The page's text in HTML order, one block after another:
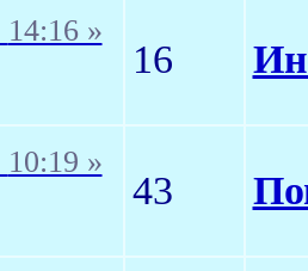
14:16 »
16
10:19 »
43